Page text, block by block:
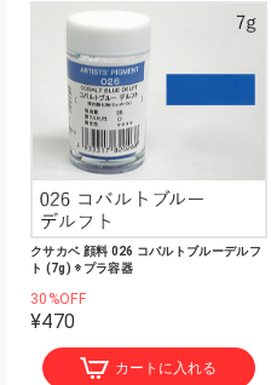
クサカベ 顔料 026 コバルトブルーデルフ
ト (7g) ※プラ容器
30%OFF
¥470
カートに入れる